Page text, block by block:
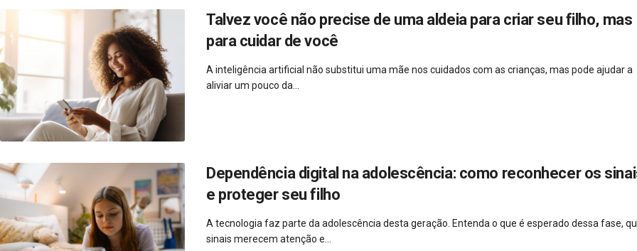
Talvez você não precise de uma aldeia para criar seu filho, mas
para cuidar de você
A inteligência artificial não substitui uma mãe nos cuidados com as crianças, mas pode ajudar a
aliviar um pouco da...
Dependência digital na adolescência: como reconhecer os
e proteger seu filho
A tecnologia faz parte da adolescência desta geração. Entenda o que é esperado dessa fase,
sinais merecem atenção e...